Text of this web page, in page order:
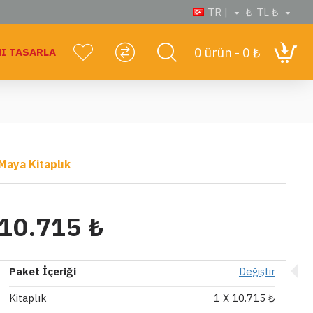
TR | ₺ TL ₺
TASARLA 0 ürün - 0 ₺
Kitaplık
₺
Paket İçeriği
Değiştir
Kitaplık
1 X 10.715 ₺